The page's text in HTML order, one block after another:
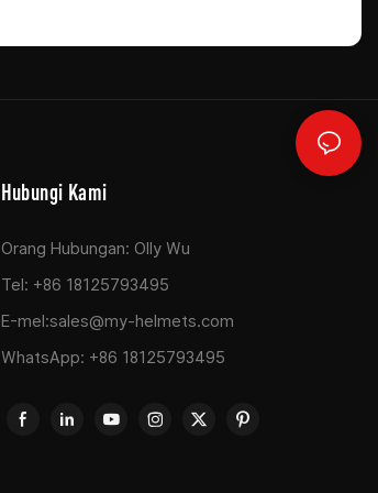
Hubungi Kami
Orang Hubungan: Olly Wu
Tel: +86 18125793495
E-mel:sales@my-helmets.com
WhatsApp: +86 18125793495